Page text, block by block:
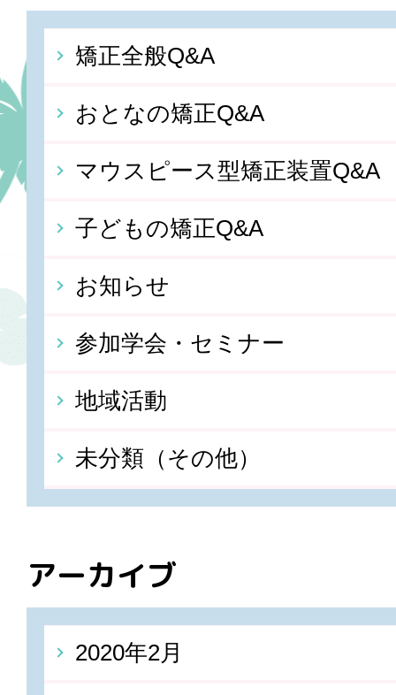
矯正全般Q&A
おとなの矯正Q&A
マウスピース型矯正装置Q&A
子どもの矯正Q&A
お知らせ
参加学会・セミナー
地域活動
未分類（その他）
アーカイブ
2020年2月